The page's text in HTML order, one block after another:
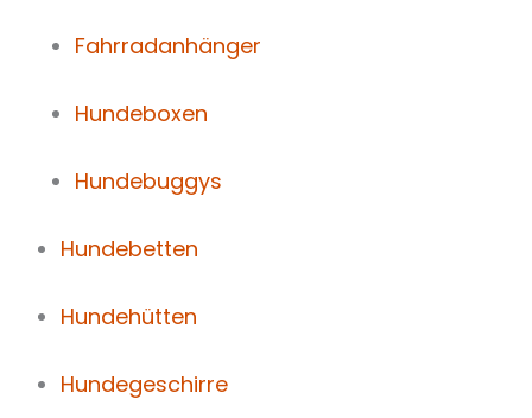
Fahrradanhänger
Hundeboxen
Hundebuggys
Hundebetten
Hundehütten
Hundegeschirre